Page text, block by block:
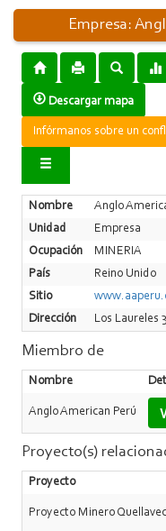
Empresa:
Descargar mapa
Infórmanos sobre un
Nombre
Anglo
Unidad
Empresa
Ocupación
MINERIA
País
Reino Unido
Sitio
Dirección
Los Laureles
Miembro de
Nombre
Anglo American Perú
Proyecto(s)
Proyecto
Proyecto Minero